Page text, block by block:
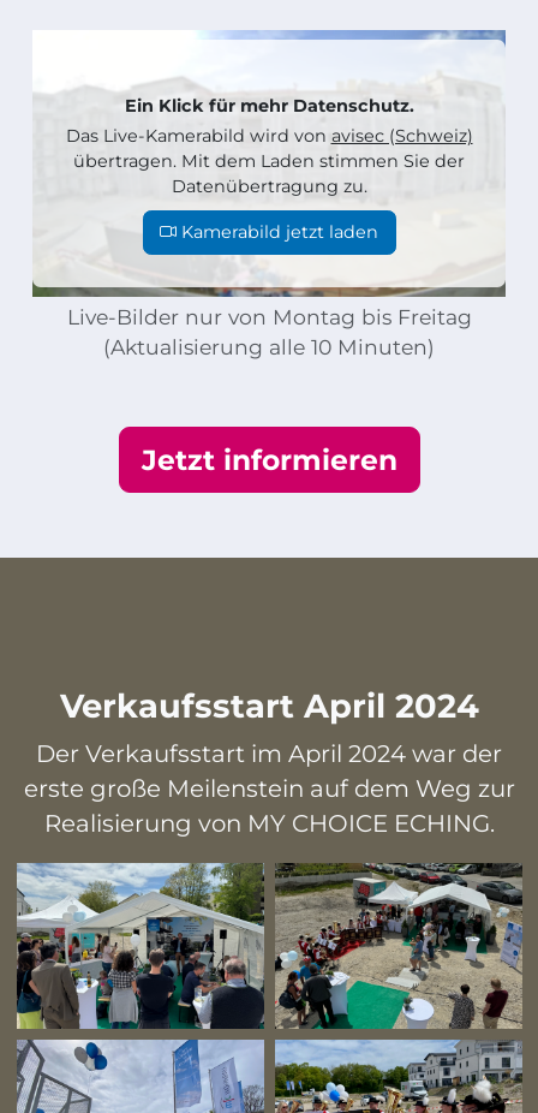
Ein Klick für mehr Datenschutz.
Das Live-Kamerabild wird von avisec (Schweiz)
übertragen. Mit dem Laden stimmen Sie der
Datenübertragung zu.
Kamerabild jetzt laden
Live-Bilder nur von Montag bis Freitag
(Aktualisierung alle 10 Minuten)
Jetzt informieren
Verkaufsstart April 2024
Der Verkaufsstart im April 2024 war der
erste große Meilenstein auf dem Weg zur
Realisierung von MY CHOICE ECHING.